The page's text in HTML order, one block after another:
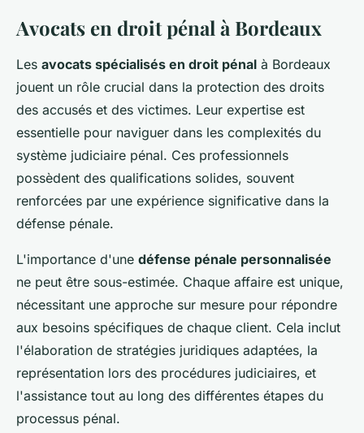
Avocats en droit pénal à Bordeaux
Les avocats spécialisés en droit pénal à Bordeaux
jouent un rôle crucial dans la protection des droits
des accusés et des victimes. Leur expertise est
essentielle pour naviguer dans les complexités du
système judiciaire pénal. Ces professionnels
possèdent des qualifications solides, souvent
renforcées par une expérience significative dans la
défense pénale.
L'importance d'une défense pénale personnalisée
ne peut être sous-estimée. Chaque affaire est unique,
nécessitant une approche sur mesure pour répondre
aux besoins spécifiques de chaque client. Cela inclut
l'élaboration de stratégies juridiques adaptées, la
représentation lors des procédures judiciaires, et
l'assistance tout au long des différentes étapes du
processus pénal.